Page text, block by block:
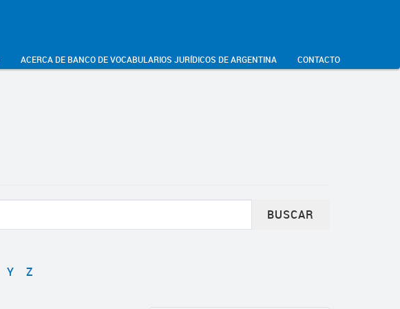
ACERCA DE BANCO DE VOCABULARIOS JURÍDICOS DE ARGENTINA CONTACTO
BUSCAR
Y Z